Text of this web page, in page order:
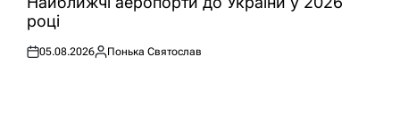
році
Оприлюднено
05.08.2026
Опубліковано
Понька Святослав